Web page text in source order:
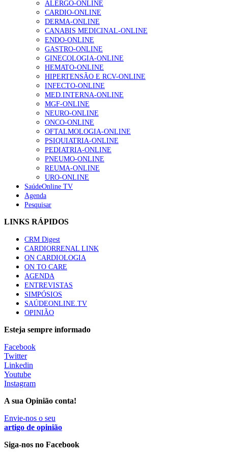
NOTÍCIAS MAIS LIDAS
Enfermagem Forense. “Da urgência ao tribunal, cada
gesto conta e cada profissional faz a diferença”
202 visualizações
Alguns milhares de utentes podem ficar sem médico de
família com nova regras do registo, alerta associação
155 visualizações
1.º Episódio do Podcast “Frequência Cardio – Sintoniza-
te na Insuficiência Cardíaca” da Bayer
99 visualizações
“Os programas de rastreio do cancro do pulmão são
sustentável para os sistemas de saúde”
Quase quatro em cada dez doentes com enfarte
apresentavam níveis elevados de Lp(a), revela estudo
86 visualizações
mama triplo negativo metastático em doentes não
MAIS NOTÍCIAS
Quase 11.900 jovens recorreram aos cheques psicólogo e
nutricionista no primeiro mês
7 Ago, 2026|0 Comments
ALERGO-ONLINE
CARDIO-ONLINE
DERMA-ONLINE
CANABIS MEDICINAL-ONLINE
ENDO-ONLINE
GASTRO-ONLINE
GINECOLOGIA-ONLINE
HEMATO-ONLINE
HIPERTENSÃO E RCV-ONLINE
INFECTO-ONLINE
MED.INTERNA-ONLINE
MGF-ONLINE
NEURO-ONLINE
ONCO-ONLINE
OFTALMOLOGIA-ONLINE
PSIQUIATRIA-ONLINE
PEDIATRIA-ONLINE
PNEUMO-ONLINE
REUMA-ONLINE
URO-ONLINE
SaúdeOnline TV
Agenda
Pesquisar
LINKS RÁPIDOS
CRM Digest
CARDIORRENAL LINK
ON CARDIOLOGIA
ON TO CARE
AGENDA
ENTREVISTAS
SIMPÓSIOS
SAÚDEONLINE.TV
OPINIÃO
Esteja sempre informado
Facebook
Twitter
Linkedin
Youtube
Instagram
A sua Opinião conta!
Envie-nos o seu
artigo de opinião
Siga-nos no Facebook